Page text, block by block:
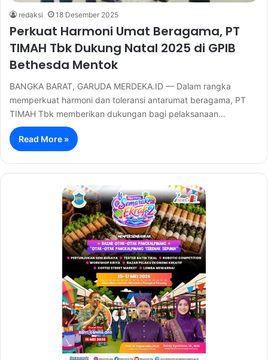
redaksi 18 Desember 2025
Perkuat Harmoni Umat Beragama, PT
TIMAH Tbk Dukung Natal 2025 di GPIB
Bethesda Mentok
BANGKA BARAT, GARUDA MERDEKA.ID — Dalam rangka
memperkuat harmoni dan toleransi antarumat beragama, PT
TIMAH Tbk memberikan dukungan bagi pelaksanaan…
Read More »